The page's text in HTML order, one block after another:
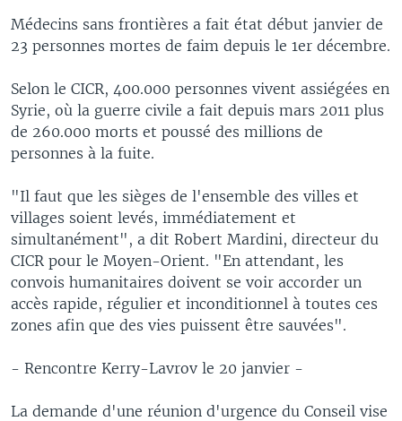
Médecins sans frontières a fait état début janvier de
23 personnes mortes de faim depuis le 1er décembre.
Selon le CICR, 400.000 personnes vivent assiégées en
Syrie, où la guerre civile a fait depuis mars 2011 plus
de 260.000 morts et poussé des millions de
personnes à la fuite.
"Il faut que les sièges de l'ensemble des villes et
villages soient levés, immédiatement et
simultanément", a dit Robert Mardini, directeur du
CICR pour le Moyen-Orient. "En attendant, les
convois humanitaires doivent se voir accorder un
accès rapide, régulier et inconditionnel à toutes ces
zones afin que des vies puissent être sauvées".
- Rencontre Kerry-Lavrov le 20 janvier -
La demande d'une réunion d'urgence du Conseil vise